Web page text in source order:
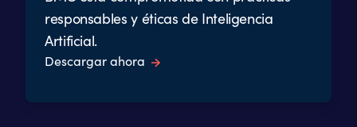
responsables y éticas de Inteligencia
Artificial.
Descargar ahora